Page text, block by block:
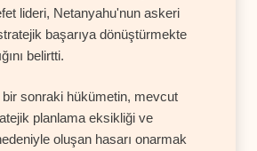
lideri, Netanyahu'nun askeri
başarıya dönüştürmekte
belirtti.
bir sonraki hükümetin, mevcut
planlama eksikliği ve
oluşan hasarı onarmak